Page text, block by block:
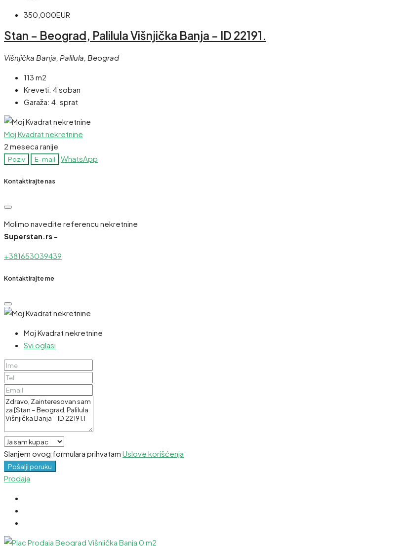
350,000EUR
Stan – Beograd, Palilula Višnjička Banja – ID 22191.
Višnjička Banja, Palilula, Beograd
113 m2
Kreveti: 4 soban
Garaža: 4. sprat
Moj Kvadrat nekretnine
2 meseca ranije
Poziv E-mail WhatsApp
Kontaktirajte nas
Molimo navedite referencu nekretnine
Superstan.rs -
+381653039439
Kontaktirajte me
Moj Kvadrat nekretnine
Svi oglasi
Slanjem ovog formulara prihvatam Uslove korišćenja
Pošalji poruku
Prodaja